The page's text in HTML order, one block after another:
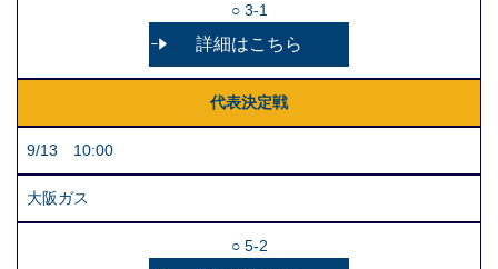
○ 3-1
詳細はこちら
代表決定戦
9/13 10:00
大阪ガス
○ 5-2